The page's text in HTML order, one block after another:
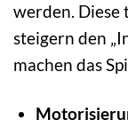
werden.
steigern den
machen das